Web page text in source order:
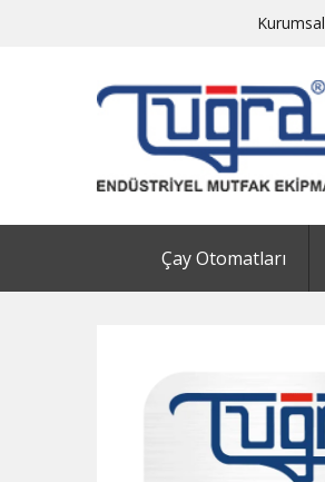
Kurumsal
Çay Otomatları